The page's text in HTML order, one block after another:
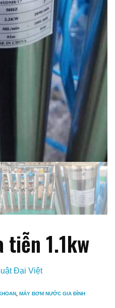
tiễn 1.1kw
Đại Việt
, MÁY BƠM NƯỚC GIA ĐÌNH